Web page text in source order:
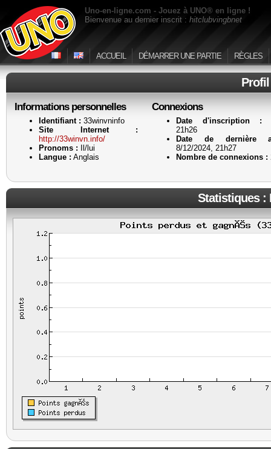
Uno-en-ligne.com - Jouez à UNO® en ligne !
Bienvenue au dernier inscrit : hitclubvingbnet
ACCUEIL DÉMARRER UNE PARTIE RÈGLES
Informations personnelles
Identifiant : 33winvninfo
Site Internet :
http://33winvn.info/
Pronoms : Il/lui
Langue : Anglais
Connexions
Date d'inscription :
21h26
Date de dernière
8/12/2024, 21h27
Nombre de connexions :
Statistiques :